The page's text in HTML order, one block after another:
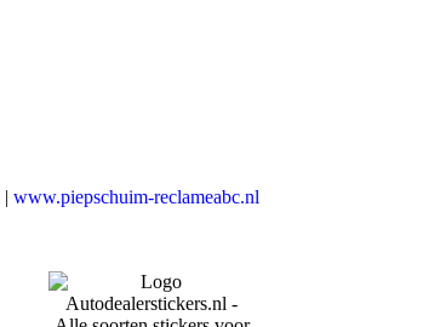
| www.piepschuim-reclameabc.nl